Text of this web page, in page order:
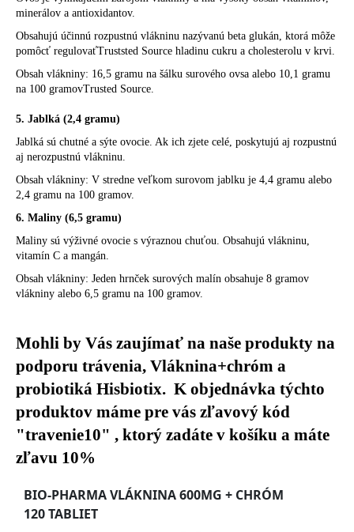
minerálov a antioxidantov.
Obsahujú účinnú rozpustnú vlákninu nazývanú beta glukán, ktorá môže
pomôcť regulovaťTruststed Source hladinu cukru a cholesterolu v krvi.
Obsah vlákniny: 16,5 gramu na šálku surového ovsa alebo 10,1 gramu
na 100 gramovTrusted Source.
5. Jablká (2,4 gramu)
Jablká sú chutné a sýte ovocie. Ak ich zjete celé, poskytujú aj rozpustnú
aj nerozpustnú vlákninu.
Obsah vlákniny: V stredne veľkom surovom jablku je 4,4 gramu alebo
2,4 gramu na 100 gramov.
6. Maliny (6,5 gramu)
Maliny sú výživné ovocie s výraznou chuťou. Obsahujú vlákninu,
vitamín C a mangán.
Obsah vlákniny: Jeden hrnček surových malín obsahuje 8 gramov
vlákniny alebo 6,5 gramu na 100 gramov.
Mohli by Vás zaujímať na naše produkty na
podporu trávenia, Vláknina+chróm a
probiotiká Hisbiotix. K objednávka týchto
produktov máme pre vás zľavový kód
"travenie10" , ktorý zadáte v košíku a máte
zľavu 10%